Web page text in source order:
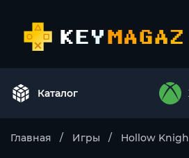
Каталог
Главная Игры Hollow